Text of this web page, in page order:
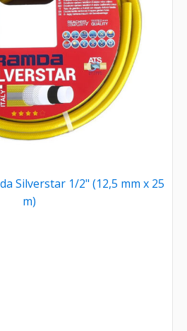
Silverstar 1/2" (12,5 mm x 25
m)